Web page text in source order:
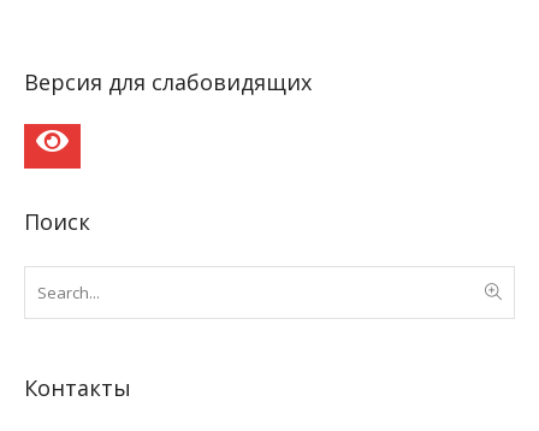
Версия для слабовидящих
Поиск
Контакты